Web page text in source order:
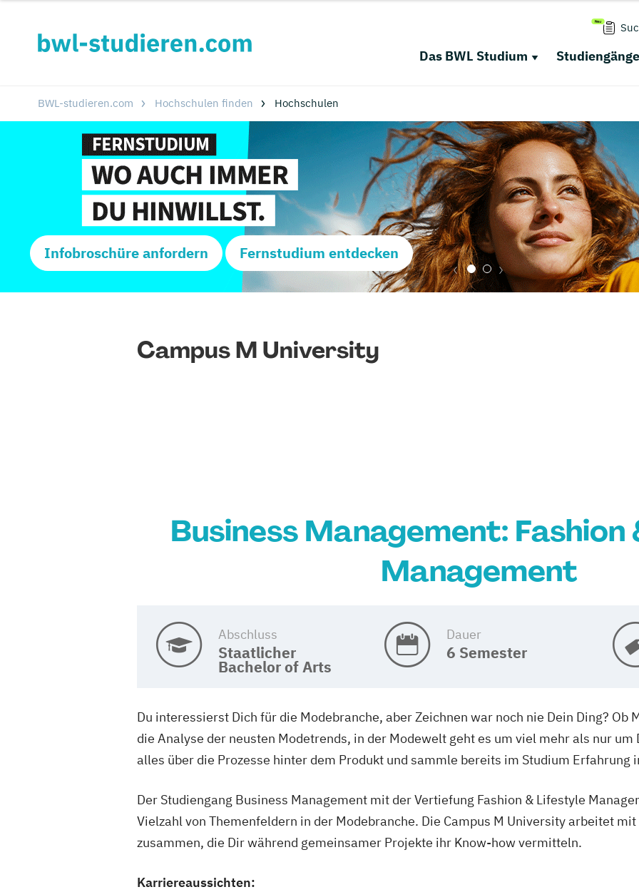
Das BWL Studium Studiengänge
BWL-studieren.com Hochschulen finden Hochschulen
Infobroschüre anfordern Fernstudium entdecken
Campus M University
Business Management:
Management
Abschluss
Staatlicher
Bachelor of Arts
Dauer
6 Semester
Du interessierst Dich für die Modebranche, aber Zeichnen war noch nie Dein Ding? Ob
die Analyse der neusten Modetrends, in der Modewelt geht es um viel mehr als nur
alles über die Prozesse hinter dem Produkt und sammle bereits im Studium Erfahrung
Der Studiengang Business Management mit der Vertiefung Fashion & Lifestyle
Vielzahl von Themenfeldern in der Modebranche. Die Campus M University arbeitet
zusammen, die Dir während gemeinsamer Projekte ihr Know-how vermitteln.
Karriereaussichten: